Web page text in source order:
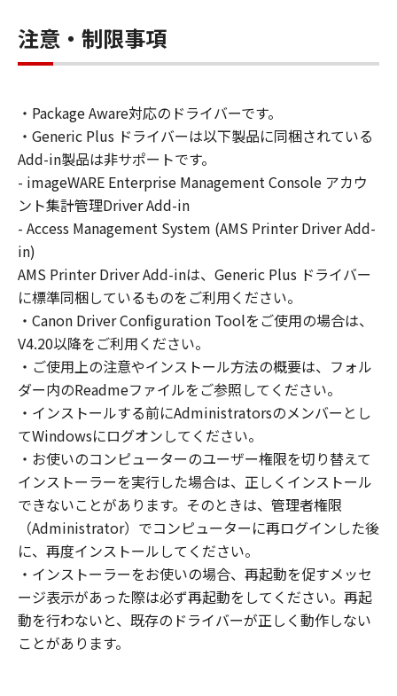
ること、またはコンピューターにおいて表示す
ること、アクセスすること、もしくは実行する
ことのいずれも含むものとします。）するため
お客様は、また「指定機器」にネットワークを
通じて接続されたコンピューター上で、かかる
コンピューターの使用者に対して「本ソフトウ
ェア」を使用させることができますが、かかる
コンピューターの使用者に本契約書上の義務お
よび条件を遵守させるとともに、その履行に関
し全責任を負うことを条件とします。
(2) お客様は、上記(1)に基づいて「本ソフトウ
ェア」を使用するためのバックアップとして、
「本ソフトウェア」を１部、複製することがで
きます。
(3) 上記(1)および(2)に定める場合を除き、キヤ
ノンまたはキヤノンのライセンサーのいかなる
知的財産権も、明示たると黙示たるとを問わ
ず、本契約書によってお客様に譲渡あるいは許
諾されるものではありません。
２．制限
(1) お客様は、再使用許諾、譲渡、販売、頒
布、リースもしくは貸与その他の方法により、
第三者に「本ソフトウェア」を使用させること
はできません。
(2) お客様は、「本ソフトウェア」の全部また
は一部を修正、改変、逆コンパイル、逆アセン
ブル、その他リバースエンジニアリング等する
ことはできません。また第三者にこのような行
注意・制限事項
・Package Aware対応のドライバーです。
・Generic Plus ドライバーは以下製品に同梱されている
Add-in製品は非サポートです。
- imageWARE Enterprise Management Console アカウ
ント集計管理Driver Add-in
- Access Management System (AMS Printer Driver Add-
in)
AMS Printer Driver Add-inは、Generic Plus ドライバー
に標準同梱しているものをご利用ください。
・Canon Driver Configuration Toolをご使用の場合は、
V4.20以降をご利用ください。
・ご使用上の注意やインストール方法の概要は、フォル
ダー内のReadmeファイルをご参照してください。
・インストールする前にAdministratorsのメンバーとし
てWindowsにログオンしてください。
・お使いのコンピューターのユーザー権限を切り替えて
インストーラーを実行した場合は、正しくインストール
できないことがあります。そのときは、管理者権限
（Administrator）でコンピューターに再ログインした後
に、再度インストールしてください。
・インストーラーをお使いの場合、再起動を促すメッセ
ージ表示があった際は必ず再起動をしてください。再起
動を行わないと、既存のドライバーが正しく動作しない
ことがあります。